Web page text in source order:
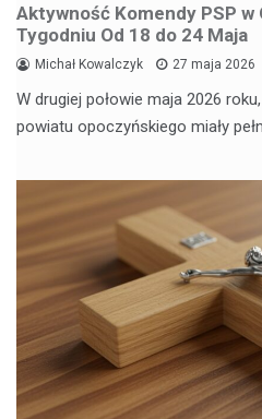
Aktywność Komendy PSP
Tygodniu Od 18 do 24 Maja
Michał Kowalczyk 27 maja 2026
W drugiej połowie maja 2026
powiatu opoczyńskiego miały